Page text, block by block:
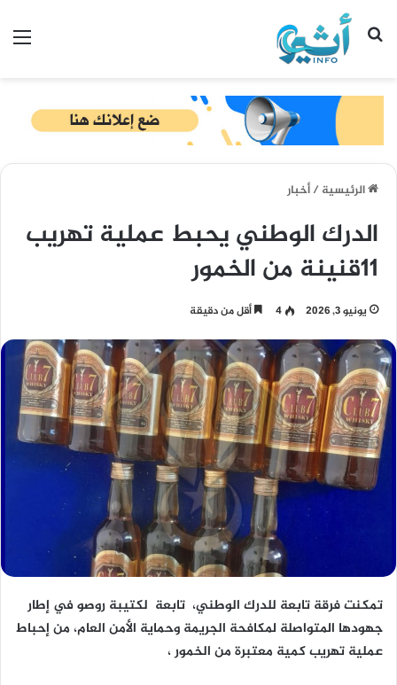
بحث عن
الرئيسية/أخبار
الدرك الوطني يحبط عملية تهريب
11قنينة من الخمور
يونيو 3, 2026 4 أقل من دقيقة
تمكنت فرقة تابعة للدرك الوطني، تابعة لكتيبة روصو في إطار
جهودها المتواصلة لمكافحة الجريمة وحماية الأمن العام، من إحباط
عملية تهريب كمية معتبرة من الخمور ،